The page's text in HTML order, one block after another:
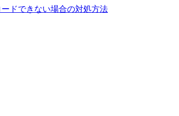
ドできない場合の対処方法